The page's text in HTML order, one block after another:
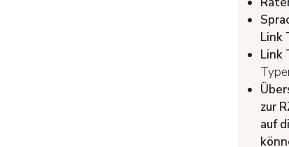
Link
Link
zur R
auf